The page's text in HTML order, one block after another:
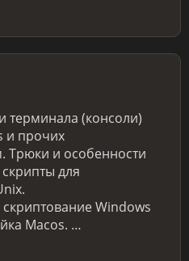
терминала (консоли)
и прочих
Трюки и особенности
для
Windows
Macos. …